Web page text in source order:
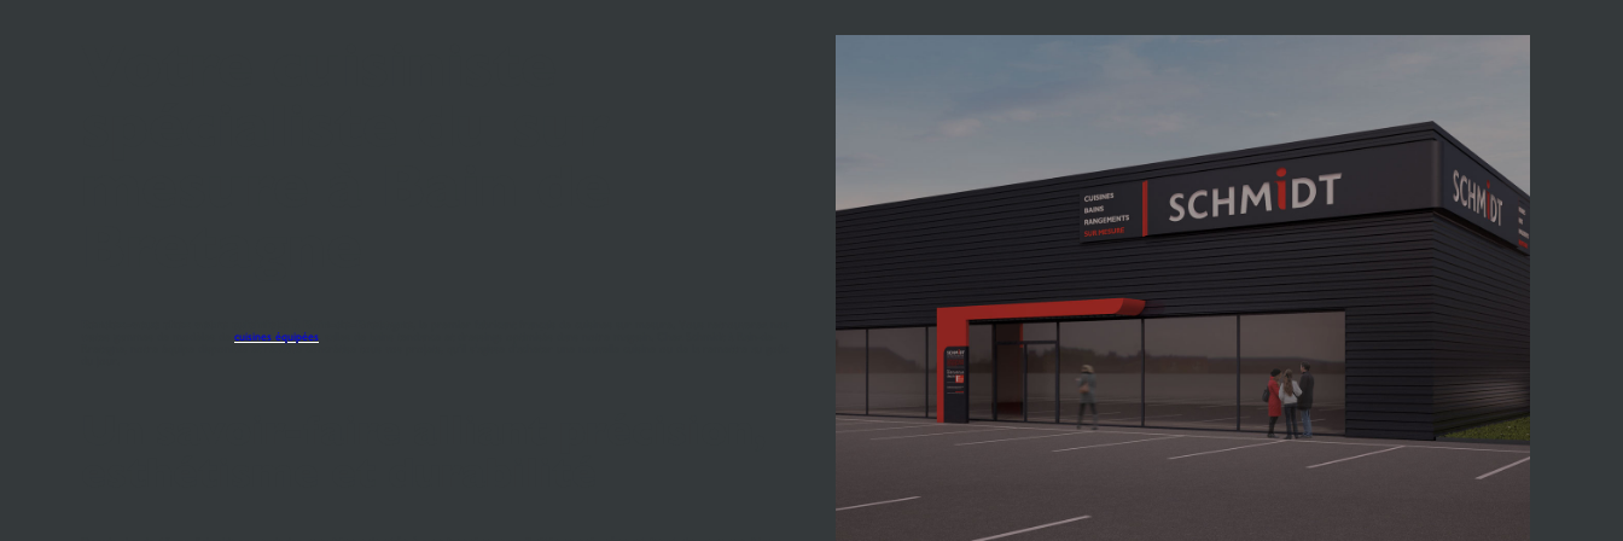
cuisines équipées
Bretagne, notre équipe disponible et réactive concrétise tous vos projets, qu'il s'agisse d'acheter une nouvelle cuisine ou de la remettre au goût